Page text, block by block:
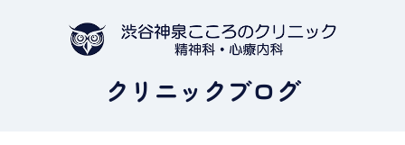
クリニックブログ